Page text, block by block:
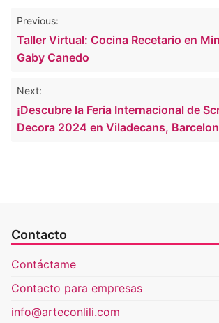
Navegación
de
entradas
Previous:
Taller Virtual: Cocina Recetario en
Gaby Canedo
Next:
¡Descubre la Feria Internacional de
Decora 2024 en Viladecans,
Contacto
Contáctame
Contacto para empresas
info@arteconlili.com